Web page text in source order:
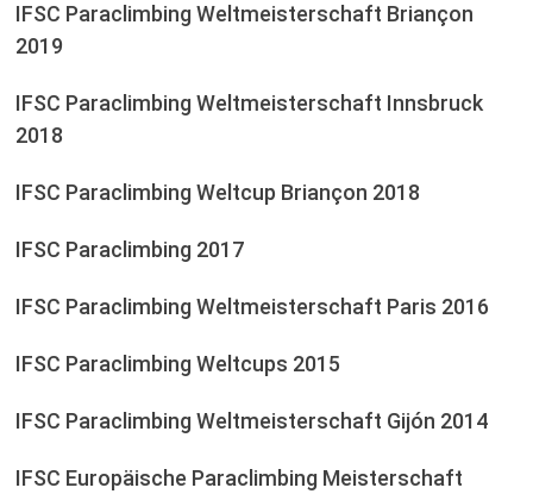
IFSC Paraclimbing Weltmeisterschaft Briançon
2019
IFSC Paraclimbing Weltmeisterschaft Innsbruck
2018
IFSC Paraclimbing Weltcup Briançon 2018
IFSC Paraclimbing 2017
IFSC Paraclimbing Weltmeisterschaft Paris 2016
IFSC Paraclimbing Weltcups 2015
IFSC Paraclimbing Weltmeisterschaft Gijón 2014
IFSC Europäische Paraclimbing Meisterschaft